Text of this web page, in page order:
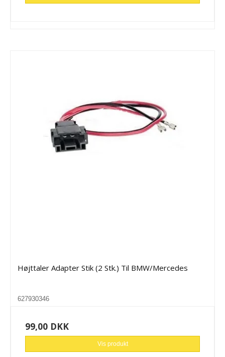
Højttaler Adapter Stik (2 Stk.) Til BMW/Mercedes
627930346
99,00 DKK
Vis produkt